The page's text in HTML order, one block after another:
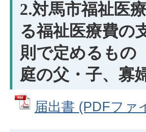
2.対馬市福祉医
る福祉医療費の
則で定めるもの
庭の父・子、寡
届出書 (PDFファ